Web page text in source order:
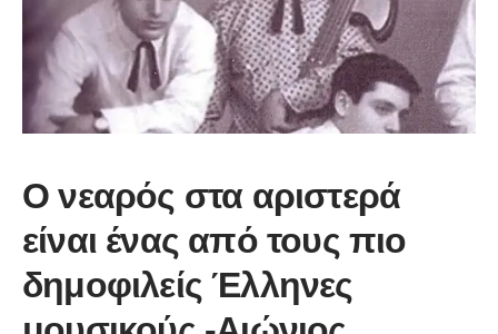
Ο νεαρός στα αριστερά
είναι ένας από τους πιο
δημοφιλείς Έλληνες